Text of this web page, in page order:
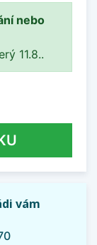
nebo
11.8..
vám